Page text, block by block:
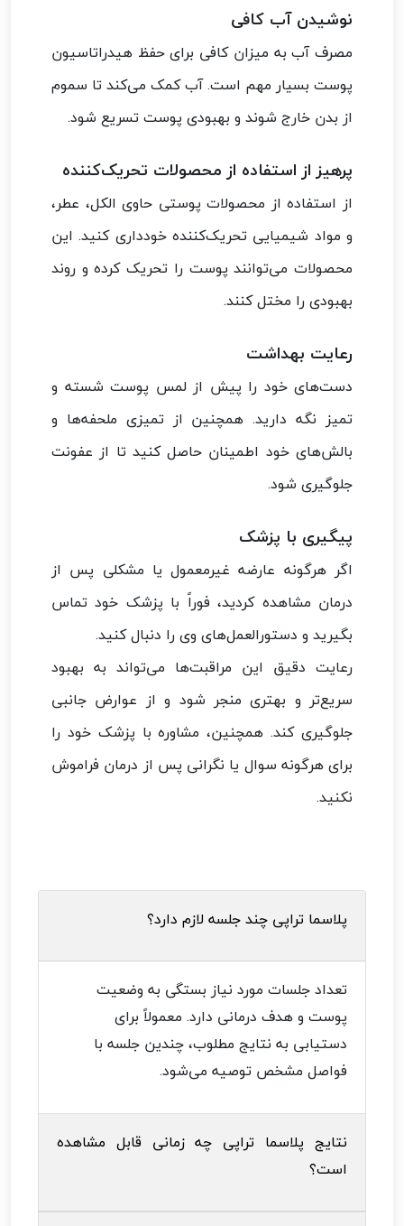
نوشیدن آب کافی
مصرف آب به میزان کافی برای حفظ هیدراتاسیون
پوست بسیار مهم است. آب کمک می‌کند تا سموم
از بدن خارج شوند و بهبودی پوست تسریع شود.
پرهیز از استفاده از محصولات تحریک‌کننده
از استفاده از محصولات پوستی حاوی الکل، عطر،
و مواد شیمیایی تحریک‌کننده خودداری کنید. این
محصولات می‌توانند پوست را تحریک کرده و روند
بهبودی را مختل کنند.
رعایت بهداشت
دست‌های خود را پیش از لمس پوست شسته و
تمیز نگه دارید. همچنین از تمیزی ملحفه‌ها و
بالش‌های خود اطمینان حاصل کنید تا از عفونت
جلوگیری شود.
پیگیری با پزشک
اگر هرگونه عارضه غیرمعمول یا مشکلی پس از
درمان مشاهده کردید، فوراً با پزشک خود تماس
بگیرید و دستورالعمل‌های وی را دنبال کنید.
رعایت دقیق این مراقبت‌ها می‌تواند به بهبود
سریع‌تر و بهتری منجر شود و از عوارض جانبی
جلوگیری کند. همچنین، مشاوره با پزشک خود را
برای هرگونه سوال یا نگرانی پس از درمان فراموش
نکنید.
پلاسما تراپی چند جلسه لازم دارد؟
تعداد جلسات مورد نیاز بستگی به وضعیت
پوست و هدف درمانی دارد. معمولاً برای
دستیابی به نتایج مطلوب، چندین جلسه با
فواصل مشخص توصیه می‌شود.
نتایج پلاسما تراپی چه زمانی قابل مشاهده
است؟